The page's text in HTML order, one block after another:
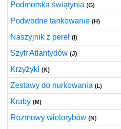
Podmorska świątynia (G)
Podwodne tankowanie (H)
Naszyjnik z pereł (I)
Szyfr Atlantydów (J)
Krzyżyki (K)
Zestawy do nurkowania (L)
Kraby (M)
Rozmowy wielorybów (N)